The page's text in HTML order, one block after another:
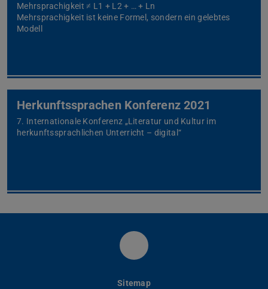
Mehrsprachigkeit ≠ L1 + L2 + … + Ln
Mehrsprachigkeit ist keine Formel, sondern ein gelebtes
Modell
Herkunftssprachen Konferenz 2021
7. Internationale Konferenz „Literatur und Kultur im
herkunftssprachlichen Unterricht – digital“
Instagram
Sitemap